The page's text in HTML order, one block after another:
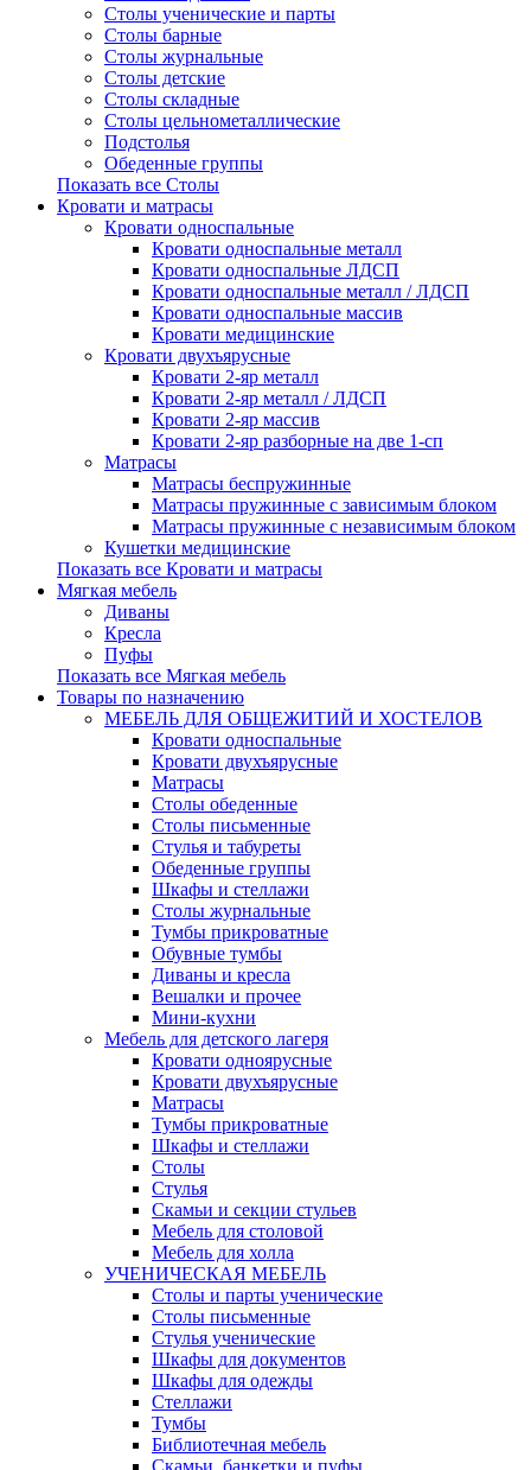
Столы ученические и парты
Столы барные
Столы журнальные
Столы детские
Столы складные
Столы цельнометаллические
Подстолья
Обеденные группы
Показать все Столы
Кровати и матрасы
Кровати односпальные
Кровати односпальные металл
Кровати односпальные ЛДСП
Кровати односпальные металл / ЛДСП
Кровати односпальные массив
Кровати медицинские
Кровати двухъярусные
Кровати 2-яр металл
Кровати 2-яр металл / ЛДСП
Кровати 2-яр массив
Кровати 2-яр разборные на две 1-сп
Матрасы
Матрасы беспружинные
Матрасы пружинные с зависимым блоком
Матрасы пружинные с независимым блоком
Кушетки медицинские
Показать все Кровати и матрасы
Мягкая мебель
Диваны
Кресла
Пуфы
Показать все Мягкая мебель
Товары по назначению
МЕБЕЛЬ ДЛЯ ОБЩЕЖИТИЙ И ХОСТЕЛОВ
Кровати односпальные
Кровати двухъярусные
Матрасы
Столы обеденные
Столы письменные
Стулья и табуреты
Обеденные группы
Шкафы и стеллажи
Столы журнальные
Тумбы прикроватные
Обувные тумбы
Диваны и кресла
Вешалки и прочее
Мини-кухни
Мебель для детского лагеря
Кровати одноярусные
Кровати двухъярусные
Матрасы
Тумбы прикроватные
Шкафы и стеллажи
Столы
Стулья
Скамьи и секции стульев
Мебель для столовой
Мебель для холла
УЧЕНИЧЕСКАЯ МЕБЕЛЬ
Столы и парты ученические
Столы письменные
Стулья ученические
Шкафы для документов
Шкафы для одежды
Стеллажи
Тумбы
Библиотечная мебель
Скамьи, банкетки и пуфы